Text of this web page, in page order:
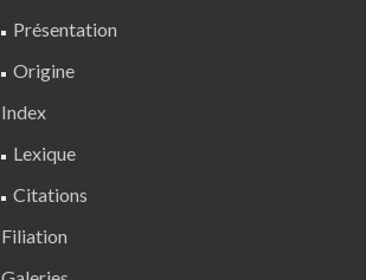
Présentation
Origine
Index
Lexique
Citations
Filiation